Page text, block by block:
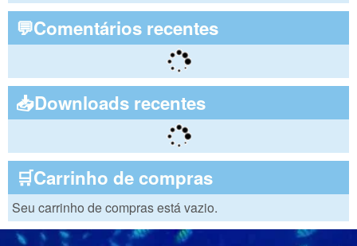
💬Comentários recentes
📥Downloads recentes
🛒Carrinho de compras
Seu carrinho de compras está vazio.